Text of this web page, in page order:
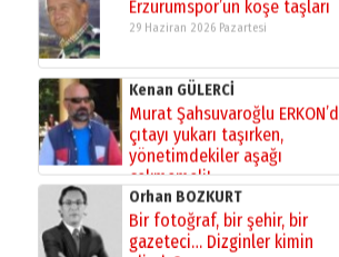
29 Haziran 2026 Pazartesi
Murat Şahsuvaroğlu ERKON’da
çıtayı yukarı taşırken,
yönetimdekiler aşağı
çekmemeli!
17 Şubat 2026 SalıOrhan BOZKURT
Bir fotoğraf, bir şehir, bir
gazeteci… Dizginler kimin
elinde?